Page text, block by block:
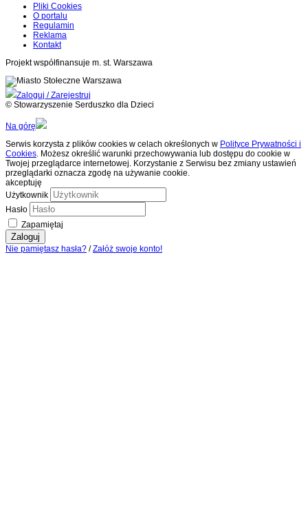
Pliki Cookies
O portalu
Regulamin
Reklama
Kontakt
Projekt współfinansuje m. st. Warszawa
Zaloguj / Zarejestruj
© Stowarzyszenie Serduszko dla Dzieci
Na górę
Serwis korzysta z plików cookies w celach określonych w Polityce Prywatności i
Cookies. Możesz określić warunki przechowywania lub dostępu do cookie w
Twojej przeglądarce internetowej. Korzystanie z Serwisu bez zmiany ustawień
przeglądarki oznacza zgodę na używanie cookie.
akceptuję
Użytkownik
Hasło
Zapamiętaj
Zaloguj
Nie pamiętasz hasła? /Załóż swoje konto!